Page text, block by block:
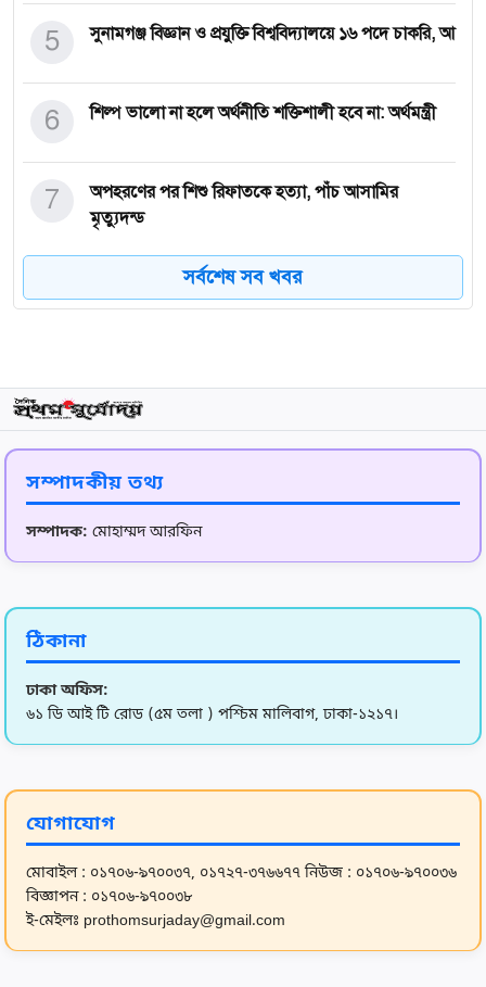
সুনামগঞ্জ বিজ্ঞান ও প্রযুক্তি বিশ্ববিদ্যালয়ে ১৬ পদে চাকরি, আ
5
শিল্প ভালো না হলে অর্থনীতি শক্তিশালী হবে না: অর্থমন্ত্রী
6
অপহরণের পর শিশু রিফাতকে হত্যা, পাঁচ আসামির
মৃত্যুদন্ড
7
শাহজাদপুরের সেই চাঞ্চল্যকর হত্যা মামলা: দীর্ঘ ১০ বছর
পর ফাঁস
ট্রাম্প: ৫
10
নাইজেরিয়ায় বন্দুকধারীদের তাণ্ডব: গুলিতে নিহত ৩০,
11
নতুন ফিচার আনছে জেমিনি
12
সাবেক উপদেষ্টা আসিফ মাহমুদের ব্যাংক হিসাব তলব
13
উজবেকিস্তানের বিপক্ষে ড্রয়ে অপেক্ষায় বাংলাদেশ
15
বাজেটকে স্বাগত জানিয়ে বগুড়া মহানগর বিএনপির আনন্দ
মিছিল
16
সর্বশেষ সব খবর
সম্পাদকীয় তথ্য
সম্পাদক: মোহাম্মদ আরফিন
ঠিকানা
ঢাকা অফিস:
৬১ ডি আই টি রোড (৫ম তলা ) পশ্চিম মালিবাগ, ঢাকা-১২১৭।
যোগাযোগ
মোবাইল : ০১৭০৬-৯৭০০৩৭, ০১৭২৭-৩৭৬৬৭৭ নিউজ : ০১৭০৬-৯৭০০৩৬
বিজ্ঞাপন : ০১৭০৬-৯৭০০৩৮
ই-মেইলঃ prothomsurjaday@gmail.com